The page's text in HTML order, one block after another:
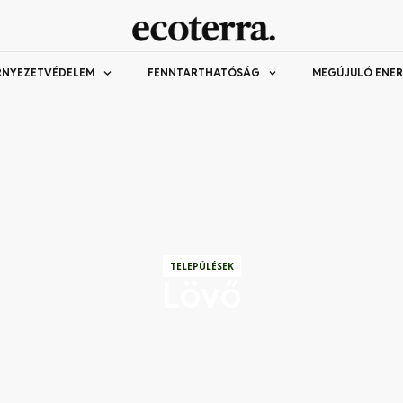
FENNTARTHATÓSÁG MEGÚJULÓ
TELEPÜLÉSEK